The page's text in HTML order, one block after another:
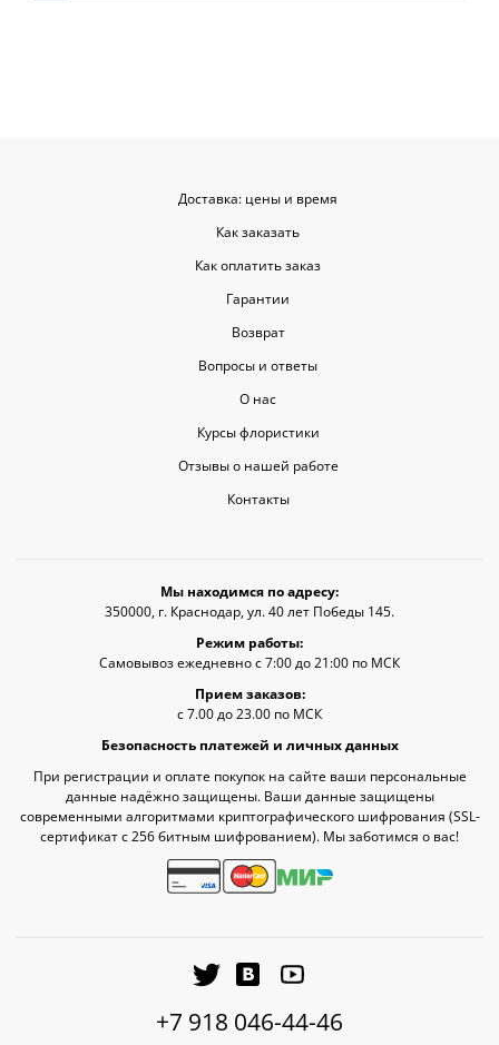
Доставка: цены и время
Как заказать
Как оплатить заказ
Гарантии
Возврат
Вопросы и ответы
О нас
Курсы флористики
Отзывы о нашей работе
Контакты
Мы находимся по адресу:
350000, г. Краснодар, ул. 40 лет Победы 145.
Режим работы:
Самовывоз ежедневно с 7:00 до 21:00 по МСК
Прием заказов:
с 7.00 до 23.00 по МСК
Безопасность платежей и личных данных
При регистрации и оплате покупок на сайте ваши персональные
данные надёжно защищены. Ваши данные защищены
современными алгоритмами криптографического шифрования (SSL-
сертификат c 256 битным шифрованием). Мы заботимся о вас!
+7 918 046-44-46